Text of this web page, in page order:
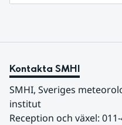
Kontakta SMHI
SMHI, Sveriges
institut
Reception och växel: